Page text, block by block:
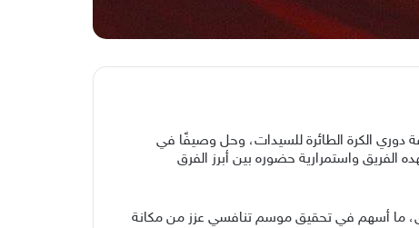
ثلاث نتائج مميزة، بعدما توج بوصافة دوري الكرة الطائرة للسيدات، وحل وصيفًا في
الفريق واستمرارية حضوره بين أبرز الفرق
ما أسهم في تحقيق موسم تنافسي عزز من مكانة